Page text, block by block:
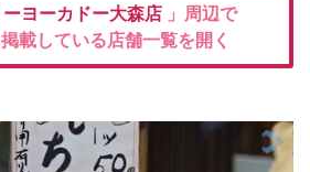
ーヨーカドー大森店 」周辺で
載している店舗一覧を開く